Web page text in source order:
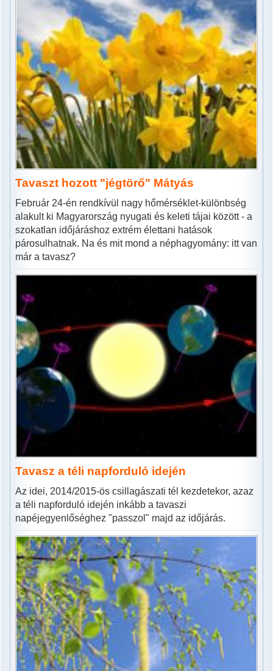
Tavaszt hozott "jégtörő" Mátyás
Február 24-én rendkívül nagy hőmérséklet-különbség
alakult ki Magyarország nyugati és keleti tájai között - a
szokatlan időjáráshoz extrém élettani hatások
párosulhatnak. Na és mit mond a néphagyomány: itt van
már a tavasz?
Tavasz a téli napforduló idején
Az idei, 2014/2015-ös csillagászati tél kezdetekor, azaz
a téli napforduló idején inkább a tavaszi
napéjegyenlőséghez "passzol" majd az időjárás.